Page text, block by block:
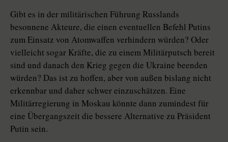
Gibt es in der militärischen Führung Russlands
besonnene Akteure, die einen eventuellen Befehl Putins
zum Einsatz von Atomwaffen verhindern würden? Oder
vielleicht sogar Kräfte, die zu einem Militärputsch bereit
sind und danach den Krieg gegen die Ukraine beenden
würden? Das ist zu hoffen, aber von außen bislang nicht
erkennbar und daher schwer einzuschätzen. Eine
Militärregierung in Moskau könnte dann zumindest für
eine Übergangszeit die bessere Alternative zu Präsident
Putin sein.